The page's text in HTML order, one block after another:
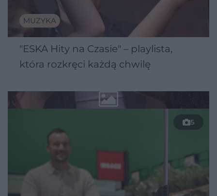
MUZYKA
"ESKA Hity na Czasie" – playlista,
która rozkręci każdą chwilę
5